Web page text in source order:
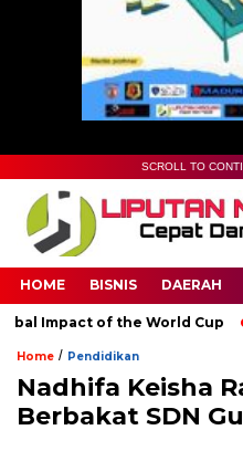
SCROLL TO
HOME BISNIS DAERAH
of the World Cup
Home / Pendidikan
Nadhifa Keisha
Berbakat SDN